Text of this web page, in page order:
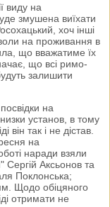
виду на
змушена виїхати
хоч інші
на проживання в
що вважатиме їх
що всі римо-
залишити
на
установ, в тому
він так і не дістав.
на
наради взяли
Сергій Аксьонов та
Поклонська;
Щодо обіцяного
отримати не